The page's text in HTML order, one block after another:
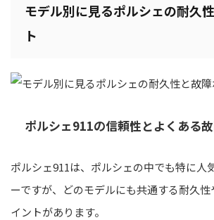
モデル別に見るポルシェの耐久
ト
ポルシェ911の信頼性とよくある
ポルシェ911は、ポルシェの中でも特に人
ーですが、どのモデルにも共通する耐久
イントがあります。